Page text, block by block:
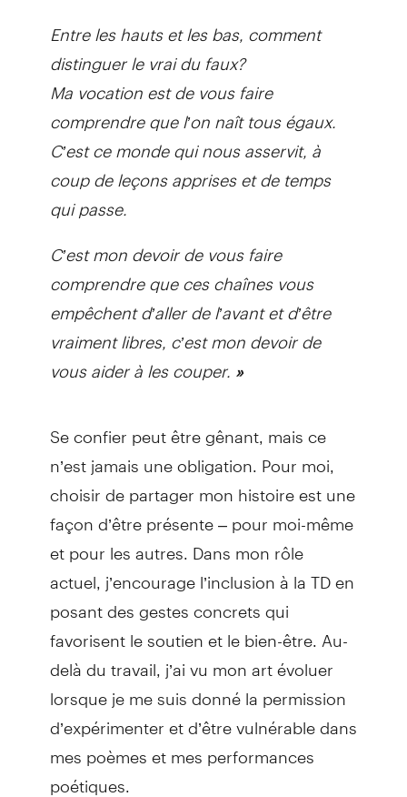
Entre les hauts et les bas, comment
distinguer le vrai du faux?
Ma vocation est de vous faire
comprendre que l’on naît tous égaux.
C’est ce monde qui nous asservit, à
coup de leçons apprises et de temps
qui passe.
C’est mon devoir de vous faire
comprendre que ces chaînes vous
empêchent d’aller de l’avant et d’être
vraiment libres, c’est mon devoir de
vous aider à les couper. »
Se confier peut être gênant, mais ce
n’est jamais une obligation. Pour moi,
choisir de partager mon histoire est une
façon d’être présente – pour moi-même
et pour les autres. Dans mon rôle
actuel, j’encourage l’inclusion à la TD en
posant des gestes concrets qui
favorisent le soutien et le bien-être. Au-
delà du travail, j’ai vu mon art évoluer
lorsque je me suis donné la permission
d’expérimenter et d’être vulnérable dans
mes poèmes et mes performances
poétiques.